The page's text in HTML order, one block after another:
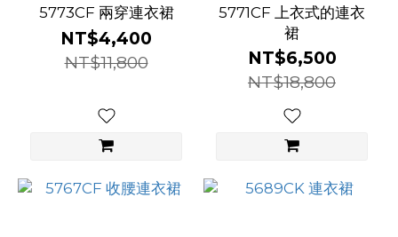
5773CF 兩穿連衣裙
NT$4,400
NT$11,800
5771CF 上衣式的連衣
裙
NT$6,500
NT$18,800